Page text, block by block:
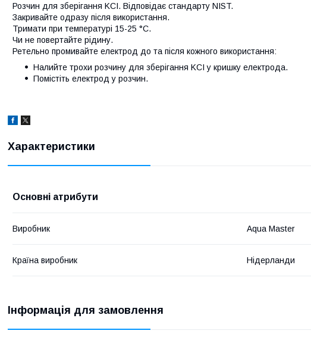
Розчин для зберігання KCI. Відповідає стандарту NIST.
Закривайте одразу після використання.
Тримати при температурі 15-25 °C.
Чи не повертайте рідину.
Ретельно промивайте електрод до та після кожного використання:
Налийте трохи розчину для зберігання KCI у кришку електрода.
Помістіть електрод у розчин.
Характеристики
Основні атрибути
Виробник Aqua Master
Країна виробник Нідерланди
Інформація для замовлення